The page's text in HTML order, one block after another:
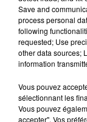
26 mai 2026
VIANNEY
LA RÉGION
une
Save and
process personal
following
requested; Use
other data sources;
information
Vous pouvez
sélectionnant les
Vous pouvez
accepter". Vos